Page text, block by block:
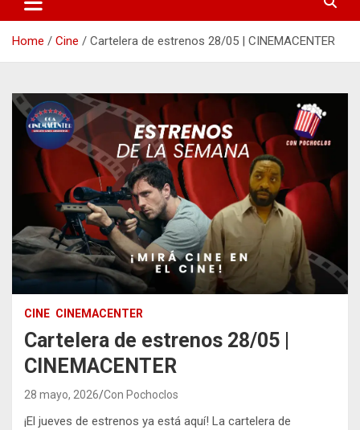
Home Cine Cartelera de estrenos 28/05 | CINEMACENTER
CINE CINEMACENTER
Cartelera de estrenos 28/05 |
CINEMACENTER
28 mayo, 2026 Con Pochoclos
¡El jueves de estrenos ya está aquí! La cartelera de